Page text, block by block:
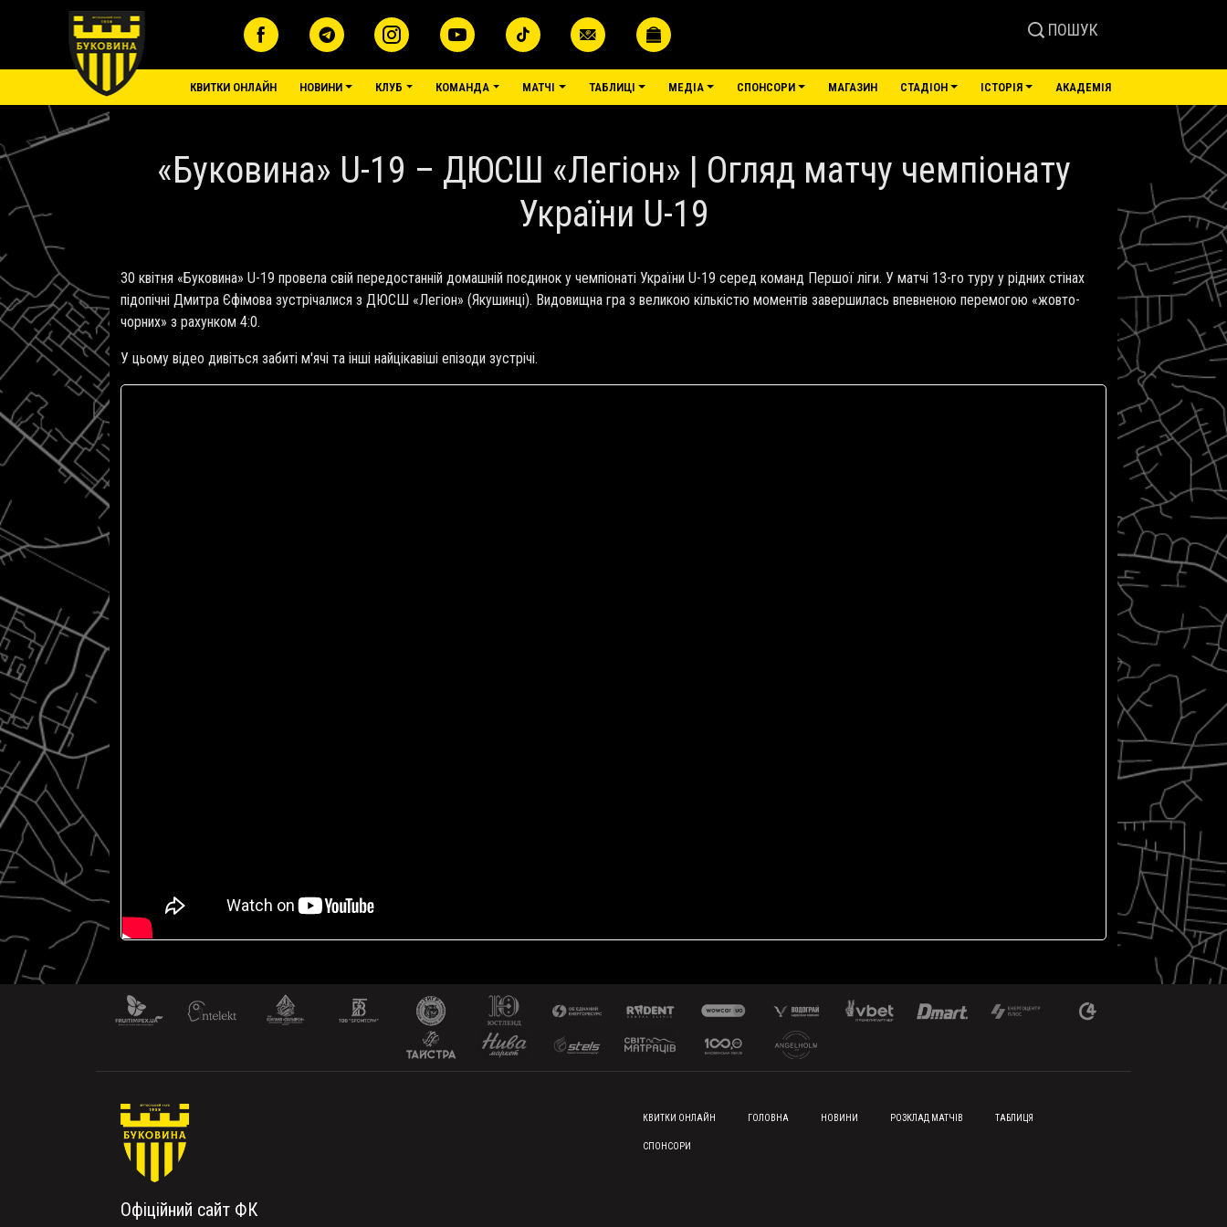
Перейти до основного вмісту
ПОШУК
основне меню
КВИТКИ ОНЛАЙН НОВИНИ КЛУБ КОМАНДА МАТЧІ ТАБЛИЦІ МЕДІА СПОНСОРИ МАГАЗИН СТАДІОН ІСТОРІЯ АКАДЕМІЯ
«Буковина» U-19 – ДЮСШ «Легіон» | Огляд матчу чемпіонату
України U-19
30 квітня «Буковина» U-19 провела свій передостанній домашній поєдинок у чемпіонаті України U-19 серед команд Першої ліги. У матчі 13-го туру у рідних стінах
підопічні Дмитра Єфімова зустрічалися з ДЮСШ «Легіон» (Якушинці). Видовищна гра з великою кількістю моментів завершилась впевненою перемогою «жовто-
чорних» з рахунком 4:0.
У цьому відео дивіться забиті м'ячі та інші найцікавіші епізоди зустрічі.
Офіційний сайт ФК
FOOTER MENU
КВИТКИ ОНЛАЙН ГОЛОВНА НОВИНИ РОЗКЛАД МАТЧІВ ТАБЛИЦЯ
СПОНСОРИ